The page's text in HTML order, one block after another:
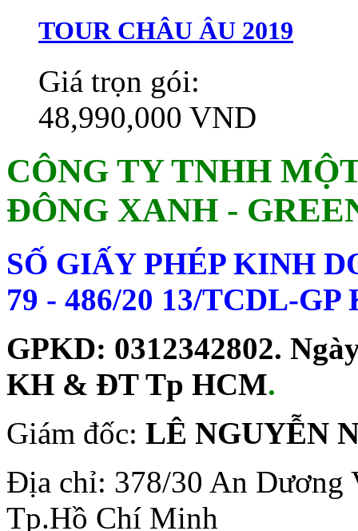
TOUR CHÂU ÂU 2019
Giá trọn gói:
48,990,000 VND
CÔNG TY TNHH
ĐÔNG XANH -
SỐ GIẤY PHÉP KINH
79 - 486/20 13/TCDL-
GPKD: 0312342802.
KH & ĐT Tp HCM.
Giám đốc: LÊ NGUYỄN
Địa chỉ: 378/30 An Dương
Tp.Hồ Chí Minh